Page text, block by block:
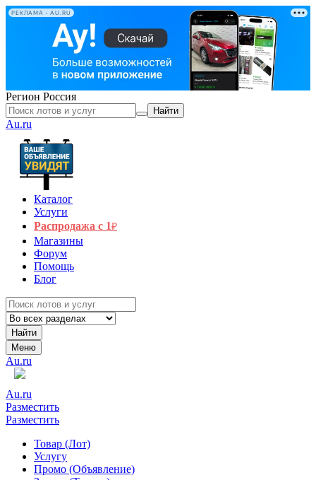
РЕКЛАМА • AU.RU
Регион Россия
Найти
Au.ru
Каталог
Услуги
Распродажа с 1₽
Магазины
Форум
Помощь
Блог
Найти
Меню
Au.ru
Au.ru
Разместить
Разместить
Товар (Лот)
Услугу
Промо (Объявление)